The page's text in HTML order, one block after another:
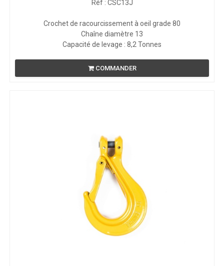
Réf : CSC13J
Crochet de racourcissement à oeil grade 80
Chaîne diamètre 13
Capacité de levage : 8,2 Tonnes
COMMANDER